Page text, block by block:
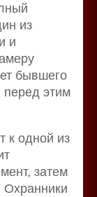
из
и
бывшего
перед этим
к одной из
затем
Охранники